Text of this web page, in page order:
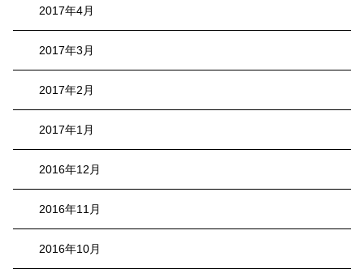
2017年4月
2017年3月
2017年2月
2017年1月
2016年12月
2016年11月
2016年10月